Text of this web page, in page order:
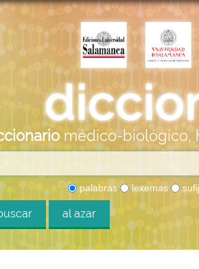
médico-biológico,
palabras lexemas
al azar